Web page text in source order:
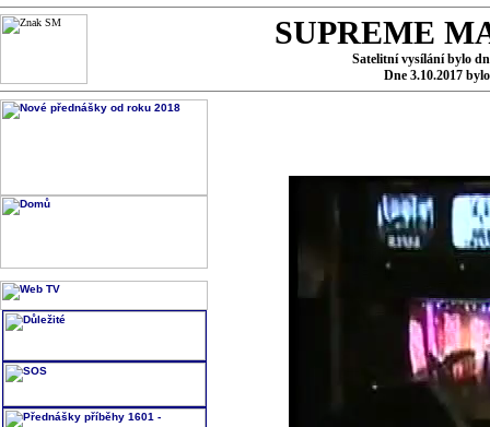
SUPREME
Satelitní vysílání bylo
Dne 3.10.2017